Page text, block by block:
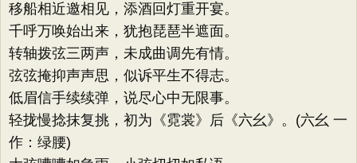
移船相近邀相见，添酒回灯重开宴。
千呼万唤始出来，犹抱琵琶半遮面。
转轴拨弦三两声，未成曲调先有情。
弦弦掩抑声声思，似诉平生不得志。
低眉信手续续弹，说尽心中无限事。
轻拢慢捻抹复挑，初为《霓裳》后《六幺》。(六幺 一
作：绿腰)